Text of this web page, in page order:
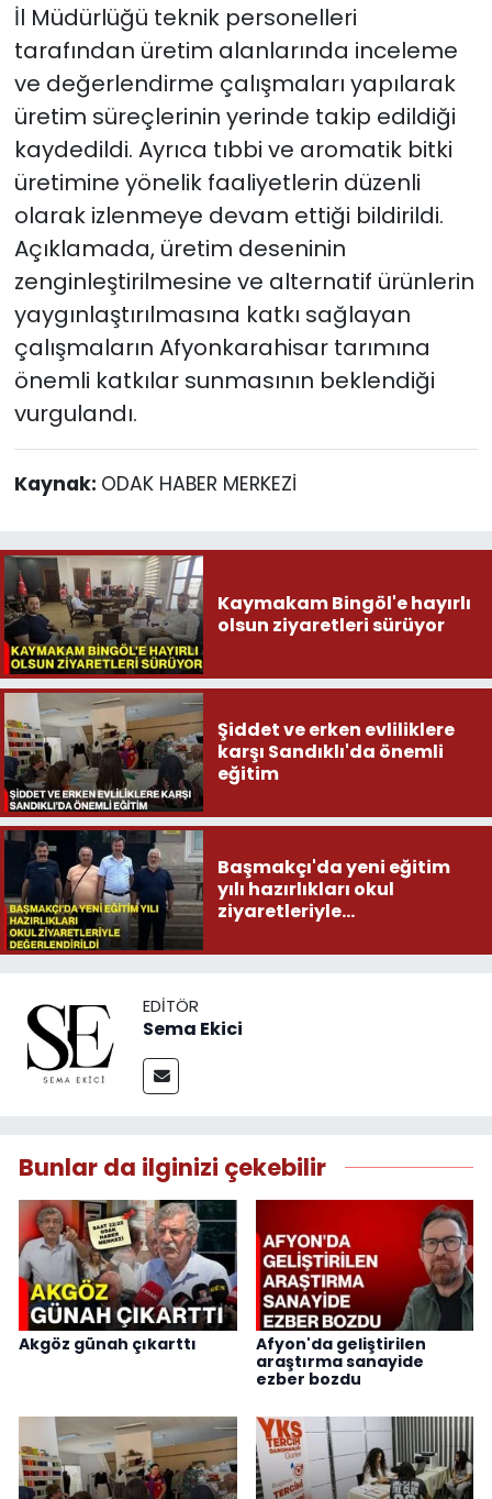
İl Müdürlüğü teknik personelleri
tarafından üretim alanlarında inceleme
ve değerlendirme çalışmaları yapılarak
üretim süreçlerinin yerinde takip edildiği
kaydedildi. Ayrıca tıbbi ve aromatik bitki
üretimine yönelik faaliyetlerin düzenli
olarak izlenmeye devam ettiği bildirildi.
Açıklamada, üretim deseninin
zenginleştirilmesine ve alternatif ürünlerin
yaygınlaştırılmasına katkı sağlayan
çalışmaların Afyonkarahisar tarımına
önemli katkılar sunmasının beklendiği
vurgulandı.
Kaynak: ODAK HABER MERKEZİ
Kaymakam Bingöl'e hayırlı
olsun ziyaretleri sürüyor
Şiddet ve erken evliliklere
karşı Sandıklı'da önemli
eğitim
Başmakçı'da yeni eğitim
yılı hazırlıkları okul
ziyaretleriyle
EDITÖR
Sema Ekici
Bunlar da ilginizi çekebilir
Akgöz günah çıkarttı
Afyon'da geliştirilen
araştırma sanayide
ezber bozdu